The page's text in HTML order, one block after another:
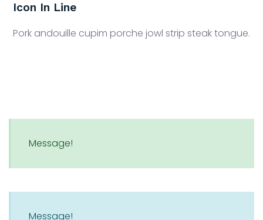
Icon In Line
Pork andouille cupim porche jowl strip steak tongue.
Message!
Message!